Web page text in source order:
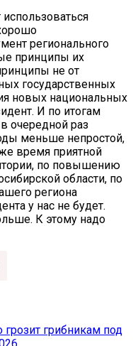
регионального
принципы их
не от
государственных
новых национальных
И по итогам
очередной раз
меньше непростой,
время приятной
по повышению
области, по
региона
у нас не будет.
К этому надо
грибникам под